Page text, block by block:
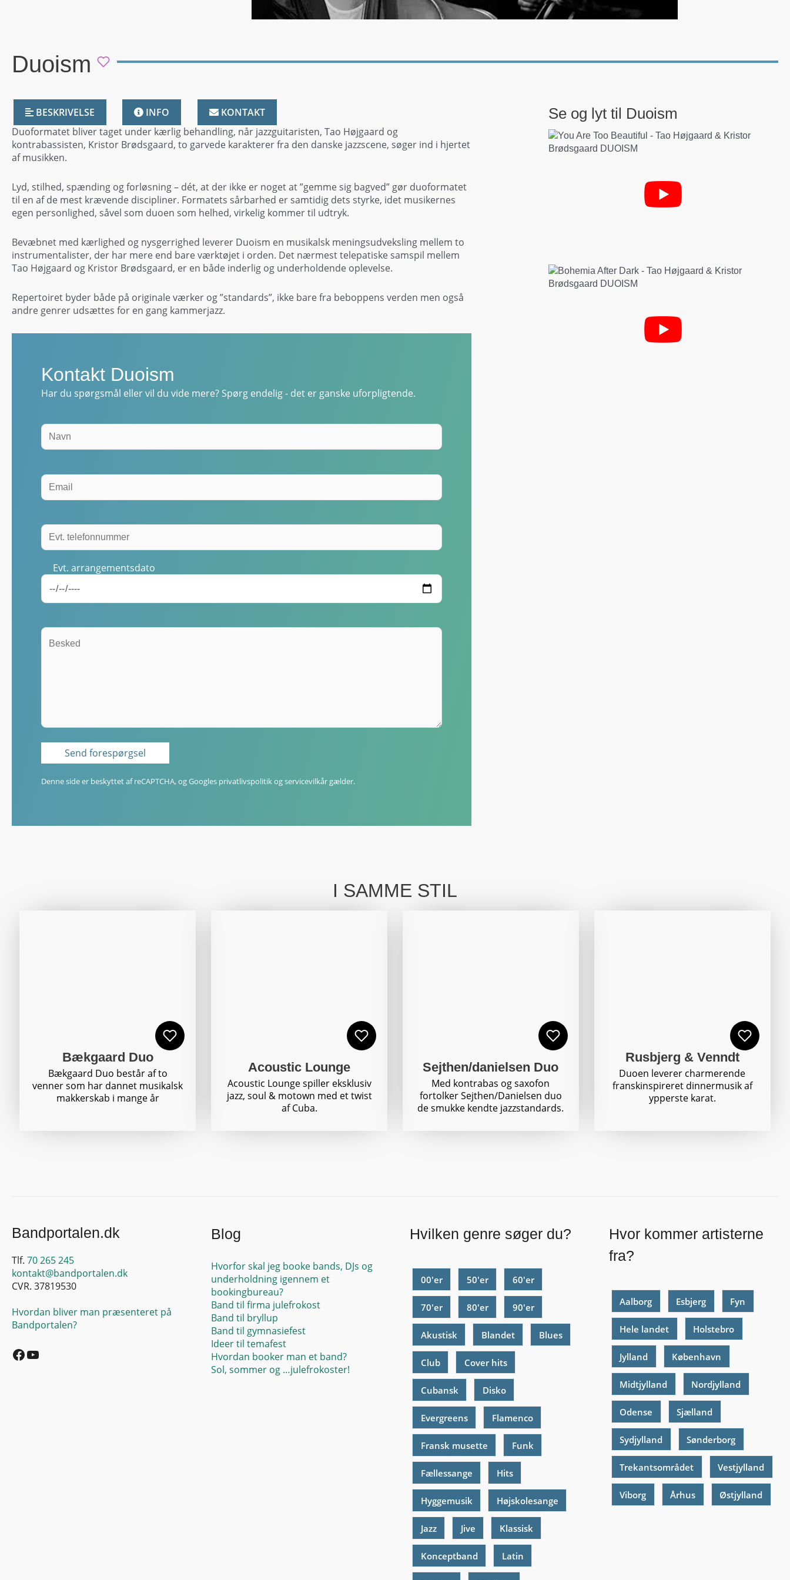
Duoism
BESKRIVELSE INFO
KONTAKT
Duoformatet bliver taget under kærlig behandling, når jazzguitaristen, Tao Højgaard og
kontrabassisten, Kristor Brødsgaard, to garvede karakterer fra den danske jazzscene, søger ind i hjertet
af musikken.
Lyd, stilhed, spænding og forløsning – dét, at der ikke er noget at ”gemme sig bagved” gør duoformatet
til en af de mest krævende discipliner. Formatets sårbarhed er samtidig dets styrke, idet musikernes
egen personlighed, såvel som duoen som helhed, virkelig kommer til udtryk.
Bevæbnet med kærlighed og nysgerrighed leverer Duoism en musikalsk meningsudveksling mellem to
instrumentalister, der har mere end bare værktøjet i orden. Det nærmest telepatiske samspil mellem
Tao Højgaard og Kristor Brødsgaard, er en både inderlig og underholdende oplevelse.
Repertoiret byder både på originale værker og ”standards”, ikke bare fra beboppens verden men også
andre genrer udsættes for en gang kammerjazz.
Kontakt Duoism
Har du spørgsmål eller vil du vide mere? Spørg endelig - det er ganske uforpligtende.
Evt. arrangementsdato
Denne side er beskyttet af reCAPTCHA, og Googles privatlivspolitikogservicevilkår gælder.
Se og lyt til Duoism
I SAMME STIL
Bækgaard Duo
Bækgaard Duo består af to
venner som har dannet musikalsk
makkerskab i mange år
Acoustic Lounge
Acoustic Lounge spiller eksklusiv
jazz, soul & motown med et twist
af Cuba.
Sejthen/danielsen Duo
Med kontrabas og saxofon
fortolker Sejthen/Danielsen duo
de smukke kendte jazzstandards.
Rusbjerg & Venndt
Duoen leverer charmerende
franskinspireret dinnermusik af
ypperste karat.
Bandportalen.dk
Tlf. 70 265 245
kontakt@bandportalen.dk
CVR. 37819530
Hvordan bliver man præsenteret på
Bandportalen?
Facebook
Blog
Hvorfor skal jeg booke bands, DJs og
underholdning igennem et
bookingbureau?
Band til firma julefrokost
Band til bryllup
Band til gymnasiefest
Ideer til temafest
Hvordan booker man et band?
Sol, sommer og …julefrokoster!
Hvilken genre søger du?
00'er 50'er 60'er
70'er 80'er 90'er
Akustisk Blandet Blues
Club Cover hits
Cubansk Disko
Evergreens Flamenco
Fransk musette Funk
Fællessange Hits
Hyggemusik Højskolesange
Jazz Jive Klassisk
Konceptband Latin
Hvor kommer artisterne
fra?
Aalborg Esbjerg Fyn
Hele landet Holstebro
Jylland København
Midtjylland Nordjylland
Odense Sjælland
Sydjylland Sønderborg
Trekantsområdet Vestjylland
Viborg Århus Østjylland